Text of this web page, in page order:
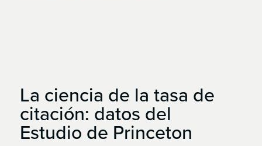
La ciencia de la tasa de
citación: datos del
Estudio de Princeton